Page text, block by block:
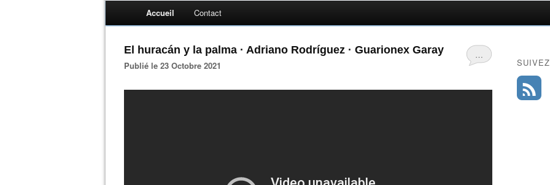
Accueil Contact
…
El huracán y la palma · Adriano Rodríguez · Guarionex Garay
Publié le 23 Octobre 2021